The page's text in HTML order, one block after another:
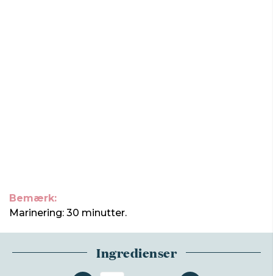
Bemærk:
Marinering: 30 minutter.
Ingredienser